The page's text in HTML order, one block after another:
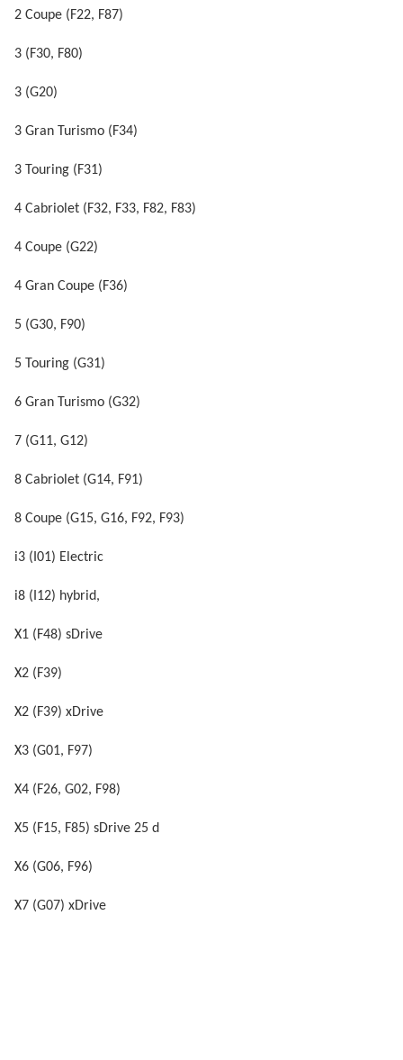
2 Coupe (F22, F87)
3 (F30, F80)
3 (G20)
3 Gran Turismo (F34)
3 Touring (F31)
4 Cabriolet (F32, F33, F82, F83)
4 Coupe (G22)
4 Gran Coupe (F36)
5 (G30, F90)
5 Touring (G31)
6 Gran Turismo (G32)
7 (G11, G12)
8 Cabriolet (G14, F91)
8 Coupe (G15, G16, F92, F93)
i3 (I01) Electric
i8 (I12) hybrid,
X1 (F48) sDrive
X2 (F39)
X2 (F39) xDrive
X3 (G01, F97)
X4 (F26, G02, F98)
X5 (F15, F85) sDrive 25 d
X6 (G06, F96)
X7 (G07) xDrive